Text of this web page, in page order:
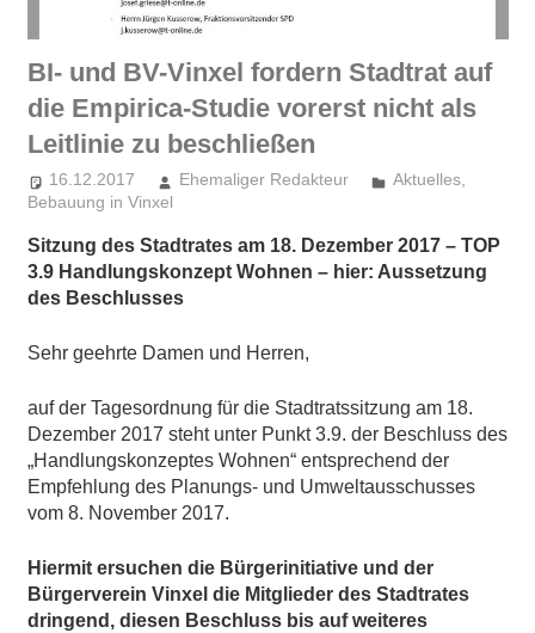
BI- und BV-Vinxel fordern Stadtrat auf
die Empirica-Studie vorerst nicht als
Leitlinie zu beschließen
16.12.2017 Ehemaliger Redakteur Aktuelles
Bebauung in Vinxel
Sitzung des Stadtrates am 18. Dezember 2017 – TOP
3.9 Handlungskonzept Wohnen – hier: Aussetzung
des Beschlusses
Sehr geehrte Damen und Herren,
auf der Tagesordnung für die Stadtratssitzung am 18.
Dezember 2017 steht unter Punkt 3.9. der Beschluss des
„Handlungskonzeptes Wohnen“ entsprechend der
Empfehlung des Planungs- und Umweltausschusses
vom 8. November 2017.
Hiermit ersuchen die Bürgerinitiative und der
Bürgerverein Vinxel die Mitglieder des Stadtrates
dringend, diesen Beschluss bis auf weiteres